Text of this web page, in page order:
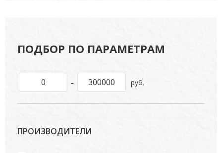
ПОДБОР ПО ПАРАМЕТРАМ
- руб.
ПРОИЗВОДИТЕЛИ